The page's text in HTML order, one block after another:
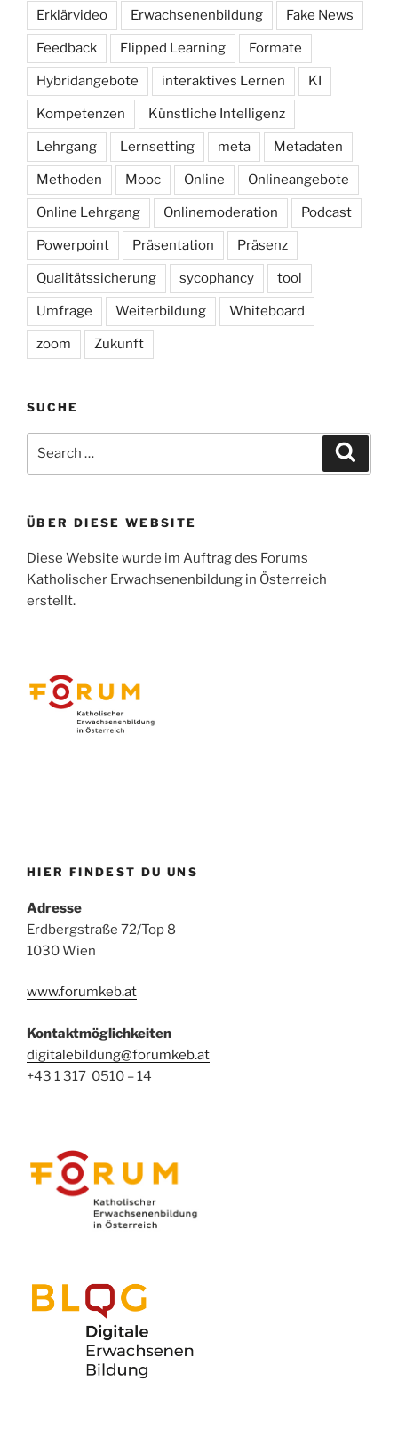
Erklärvideo Erwachsenenbildung Fake News
Feedback Flipped Learning Formate
Hybridangebote interaktives Lernen KI
Kompetenzen Künstliche Intelligenz
Lehrgang Lernsetting meta Metadaten
Methoden Mooc Online Onlineangebote
Online Lehrgang Onlinemoderation Podcast
Powerpoint Präsentation Präsenz
Qualitätssicherung sycophancy tool
Umfrage Weiterbildung Whiteboard
zoom Zukunft
SUCHE
ÜBER DIESE WEBSITE
Diese Website wurde im Auftrag des Forums
Katholischer Erwachsenenbildung in Österreich
erstellt.
HIER FINDEST DU UNS
Adresse
Erdbergstraße 72/Top 8
1030 Wien
www.forumkeb.at
Kontaktmöglichkeiten
digitalebildung@forumkeb.at
+43 1 317 0510 – 14